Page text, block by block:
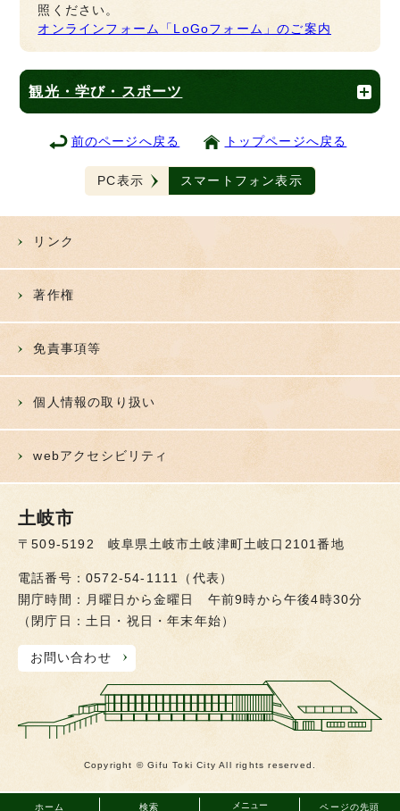
照ください。
オンラインフォーム「LoGoフォーム」のご案内
観光・学び・スポーツ
前のページへ戻る トップページへ戻る
PC表示 スマートフォン表示
ホーム 検索 メニュー ページの先頭
リンク
著作権
免責事項等
個人情報の取り扱い
webアクセシビリティ
土岐市
〒509-5192 岐阜県土岐市土岐津町土岐口2101番地
電話番号：0572-54-1111（代表）
開庁時間：月曜日から金曜日 午前9時から午後4時30分
（閉庁日：土日・祝日・年末年始）
お問い合わせ
Copyright © Gifu Toki City All rights reserved.